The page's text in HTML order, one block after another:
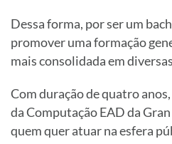
Dessa forma, por ser um
promover uma formação
mais consolidada em
Com duração de quatro
da Computação EAD da
quem quer atuar na esfera